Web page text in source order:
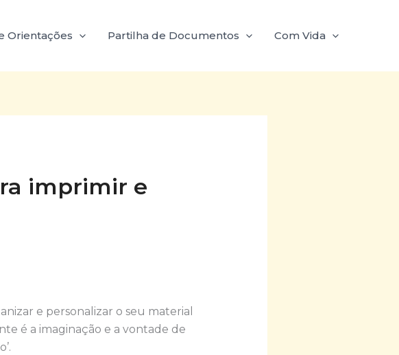
Orientações Partilha de Documentos Com Vida
imprimir e
e personalizar o seu material
é a imaginação e a vontade de